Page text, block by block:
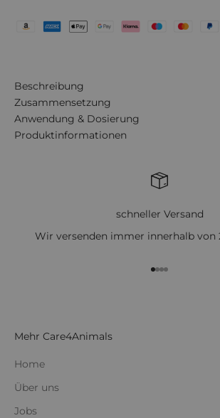
Beschreibung
Zusammensetzung
Anwendung & Dosierung
Produktinformationen
schneller Versand
Wir versenden immer innerhalb von
Gehe zu
Gehe zu
Gehe zu
Gehe zu
Mehr Care4Animals
Home
Über uns
Jobs